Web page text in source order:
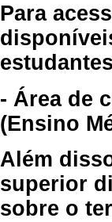
Para
- Área de
(Ensino
Além
superior
sobre o